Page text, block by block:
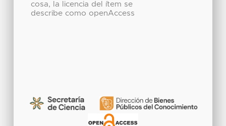
cosa, la licencia del ítem se
describe como openAccess